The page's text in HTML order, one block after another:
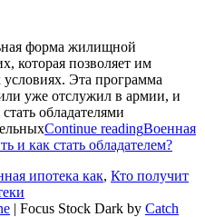
форма жилищной
которая позволяет им
Эта программа
уже отслужил в армии, и
обладателями
Continue readingВоенная
и как стать обладателем?
ипотека как, Кто получит
| Focus Stock Dark by Catch